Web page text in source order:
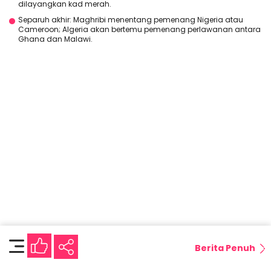
dilayangkan kad merah.
Separuh akhir: Maghribi menentang pemenang Nigeria atau
Cameroon; Algeria akan bertemu pemenang perlawanan antara
Ghana dan Malawi.
Berita Penuh